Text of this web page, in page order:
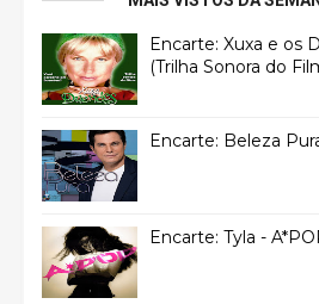
Encarte: Xuxa e os
(Trilha Sonora do
Encarte: Beleza
Encarte: Tyla -